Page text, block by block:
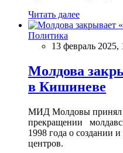
Читать далее
Политика
13 февраль 2025,
Молдова
в Кишиневе
МИД Молдовы принял
прекращении
1998 года о создании
центров.